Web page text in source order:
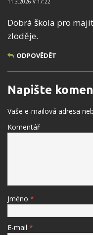
Dobrá škola pro
zloděje.
ODPOVĚDĚT
Napište
Vaše e-mailová adresa
Komentář
Jméno *
E-mail *